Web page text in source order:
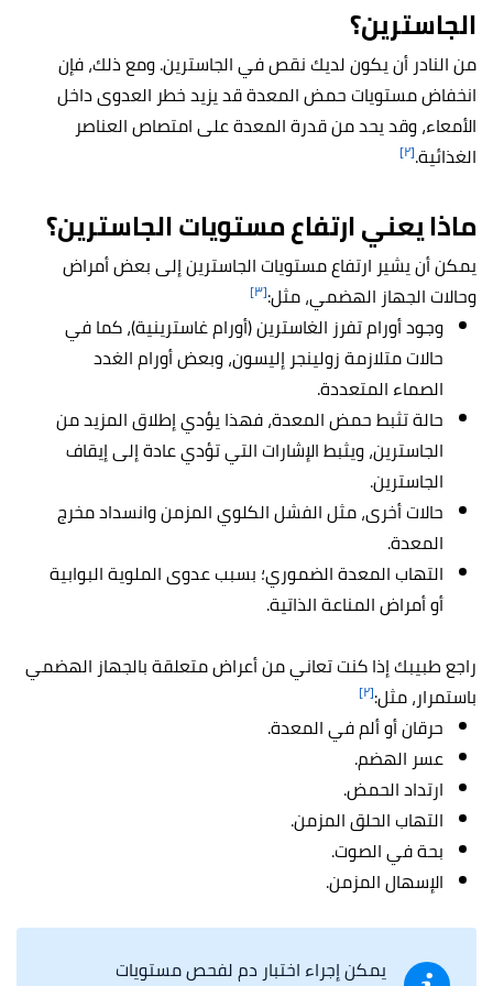
الجاسترين؟
من النادر أن يكون لديك نقص في الجاسترين. ومع ذلك، فإن
انخفاض مستويات حمض المعدة قد يزيد خطر العدوى داخل
الأمعاء، وقد يحد من قدرة المعدة على امتصاص العناصر
الغذائية.[٢]
ماذا يعني ارتفاع مستويات الجاسترين؟
يمكن أن يشير ارتفاع مستويات الجاسترين إلى بعض أمراض
وحالات الجهاز الهضمي، مثل:[٣]
وجود أورام تفرز الغاسترين (أورام غاسترينية)، كما في
حالات متلازمة زولينجر إليسون، وبعض أورام الغدد
الصماء المتعددة.
حالة تثبط حمض المعدة، فهذا يؤدي إطلاق المزيد من
الجاسترين، ويثبط الإشارات التي تؤدي عادة إلى إيقاف
الجاسترين.
حالات أخرى، مثلالفشل الكلوي المزمن وانسداد مخرج
المعدة.
التهاب المعدة الضموري؛ بسبب عدوى الملوية البوابية
أو أمراض المناعة الذاتية.
راجع طبيبك إذا كنت تعاني من أعراض متعلقة بالجهاز الهضمي
باستمرار، مثل:[٢]
حرقان أو ألم في المعدة.
عسر الهضم.
ارتداد الحمض.
التهاب الحلق المزمن.
بحة في الصوت.
الإسهال المزمن.
يمكن إجراء اختبار دم لفحص مستويات